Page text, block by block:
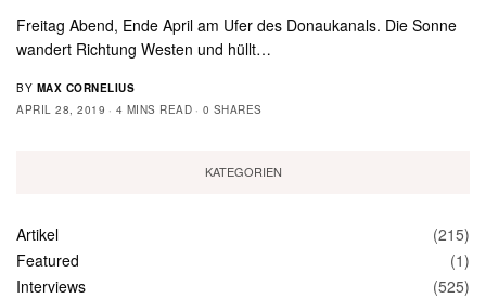
Freitag Abend, Ende April am Ufer des Donaukanals. Die Sonne
wandert Richtung Westen und hüllt…
BY MAX CORNELIUS
APRIL 28, 2019
4 MINS READ 0 SHARES
KATEGORIEN
Artikel
(215)
Featured
(1)
Interviews
(525)